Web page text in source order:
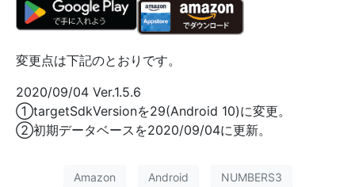
変更点は下記のとおりです。
2020/09/04 Ver.1.5.6
①targetSdkVersionを29(Android 10)に変更。
②初期データベースを2020/09/04に更新。
Amazon Android NUMBERS3